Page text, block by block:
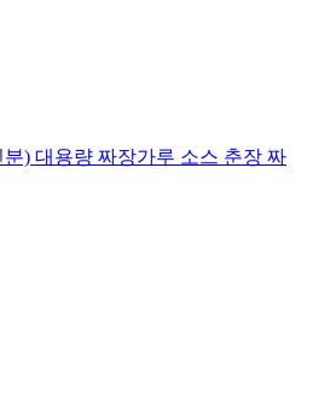
) 대용량 짜장가루 소스 춘장 짜